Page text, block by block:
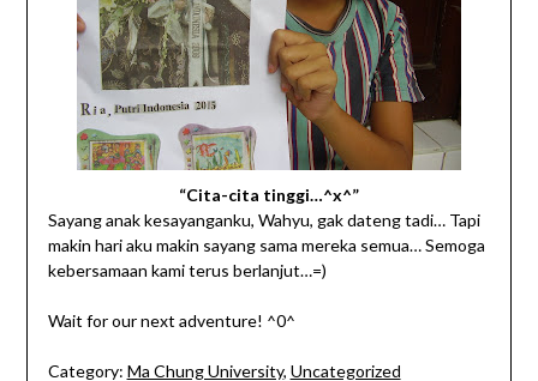
“Cita-cita tinggi…^x^”
Sayang anak kesayanganku, Wahyu, gak dateng tadi… Tapi
makin hari aku makin sayang sama mereka semua… Semoga
kebersamaan kami terus berlanjut…=)
Wait for our next adventure! ^0^
Category: Ma Chung University, Uncategorized